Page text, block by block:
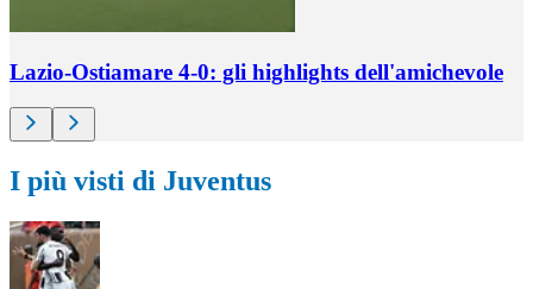
Lazio-Ostiamare 4-0: gli highlights dell'amichevole
I più visti di Juventus